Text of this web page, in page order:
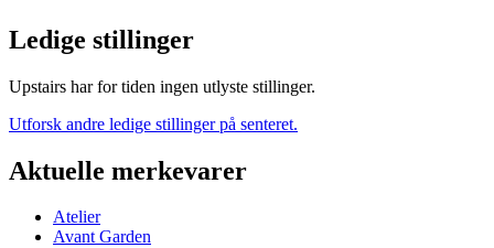
Ledige stillinger
Upstairs har for tiden ingen utlyste stillinger.
Utforsk andre ledige stillinger på senteret.
Aktuelle merkevarer
Atelier
Avant Garden